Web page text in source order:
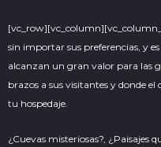
sin importar sus preferencias, y es
alcanzan un gran valor para las
brazos a sus visitantes y donde el
tu hospedaje.
¿Cuevas misteriosas?, ¿Paisajes